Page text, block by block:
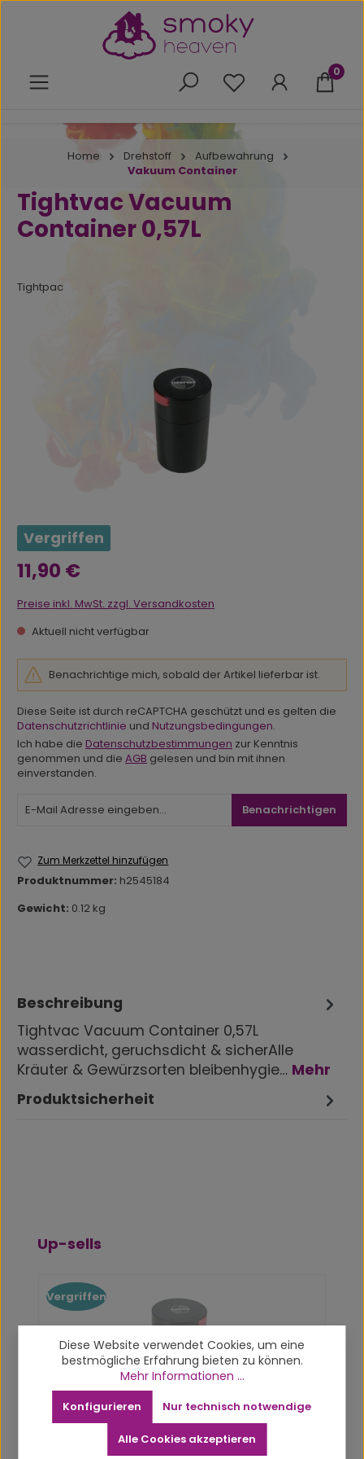
Zum Hauptinhalt springen
Du hast 0 Produkte
0
Home Drehstoff
Aufbewahrung
Vakuum Container
Tightvac Vacuum
Container 0,57L
Tightpac
Vergriffen
Regulärer Preis:
11,90 €
Preise inkl. MwSt. zzgl. Versandkosten
Aktuell nicht verfügbar
Benachrichtige mich, sobald der Artikel lieferbar ist.
Diese Seite ist durch reCAPTCHA geschützt und es gelten die
Datenschutzrichtlinie und Nutzungsbedingungen.
Ich habe die Datenschutzbestimmungen zur Kenntnis
genommen und die AGB gelesen und bin mit ihnen
einverstanden.
Benachrichtigen
Zum Merkzettel hinzufügen
Produktnummer: h2545184
Gewicht: 0.12 kg
Beschreibung
Tightvac Vacuum Container 0,57L
wasserdicht, geruchsdicht & sicherAlle
Kräuter & Gewürzsorten bleibenhygie… Mehr
Produktsicherheit
Produktgalerie überspringen
Up-sells
Vergriffen
Tightvac Vacuum Container 1,30L
Diese Website verwendet Cookies, um eine
bestmögliche Erfahrung bieten zu können.
Mehr Informationen ...
Nur technisch notwendige
Konfigurieren
Alle Cookies akzeptieren